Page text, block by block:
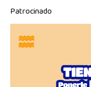
Patrocinado